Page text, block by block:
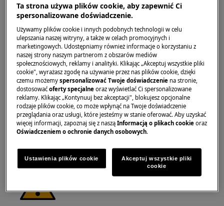
OSTRZEŻENIE!RYZYKO USZKODZENIA OCZU
Należy nosić okulary ochronne podczas
wykonywania prac konserwacyjnych lub
naprawczych związanych ze sprężynami.
Ta strona używa plików cookie, aby zapewnić Ci
spersonalizowane doświadczenie.
Używamy plików cookie i innych podobnych technologii w celu
ulepszania naszej witryny, a także w celach promocyjnych i
marketingowych. Udostępniamy również informacje o korzystaniu z
naszej strony naszym partnerom z obszarów mediów
społecznościowych, reklamy i analityki. Klikając „Akceptuj wszystkie pliki
cookie", wyrażasz zgodę na używanie przez nas plików cookie, dzięki
czemu możemyspersonalizować Twoje doświadczenie na stronie,
dostosowaćoferty specjalne oraz wyświetlać Ci spersonalizowane
reklamy. Klikając „Kontynuuj bez akceptacji", blokujesz opcjonalne
rodzaje plików cookie, co może wpłynąć na Twoje doświadczenie
przeglądania oraz usługi, które jesteśmy w stanie oferować. Aby uzyskać
więcej informacji, zapoznaj się z nasząInformacją o plikach cookie oraz
Oświadczeniem o ochronie danych osobowych.
Ustawienia plików cookie
Akceptuj wszystkie pliki
cookie